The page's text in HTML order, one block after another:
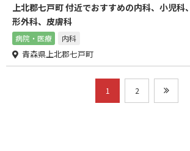
上北郡七戸町 付近でおすすめの内科、小児科
形外科、皮膚科
病院・医療 内科
青森県上北郡七戸町
1 2